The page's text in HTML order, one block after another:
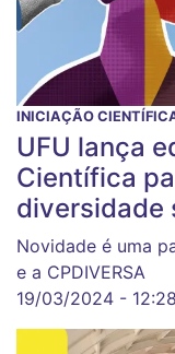
INICIAÇÃO
UFU lança
Científica
diversidade
Novidade é uma
e a CPDIVERSA
19/03/2024 - 12:28